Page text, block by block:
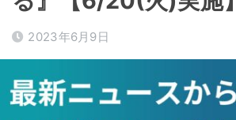
2023年6月9日